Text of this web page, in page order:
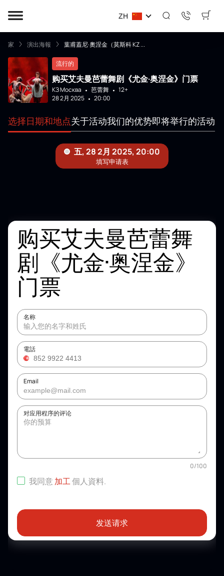
ZH
家 演出海報 葉甫蓋尼·奧涅金（莫斯科 KZ ...
流行的
购买艾夫曼芭蕾舞剧《尤金·奥涅金》门票
КЗ Москва 芭蕾舞
12+
28 2月 2025
20:00
选择日期和地点关于活动我们的优势即将举行的活动
购买艾夫曼芭蕾舞
剧《尤金·奥涅金》
门票
名称
電話
Email
对应用程序的评论
0/100
我同意加工個人資料.
发送请求